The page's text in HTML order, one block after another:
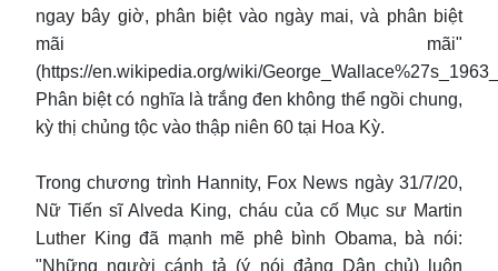
ngay bây giờ, phân biệt vào ngày mai, và phân biệt
mãi mãi"
(https://en.wikipedia.org/wiki/
Phân biệt có nghĩa là trắng đen không thể ngồi chung,
kỳ thị chủng tộc vào thập niên 60 tại Hoa Kỳ.
Trong chương trình Hannity, Fox News ngày 31/7/20,
Nữ Tiến sĩ Alveda King, cháu của cố Mục sư Martin
Luther King đã mạnh mẽ phê bình Obama, bà nói:
"Những người cánh tả (ý nói đảng Dân chủ) luôn